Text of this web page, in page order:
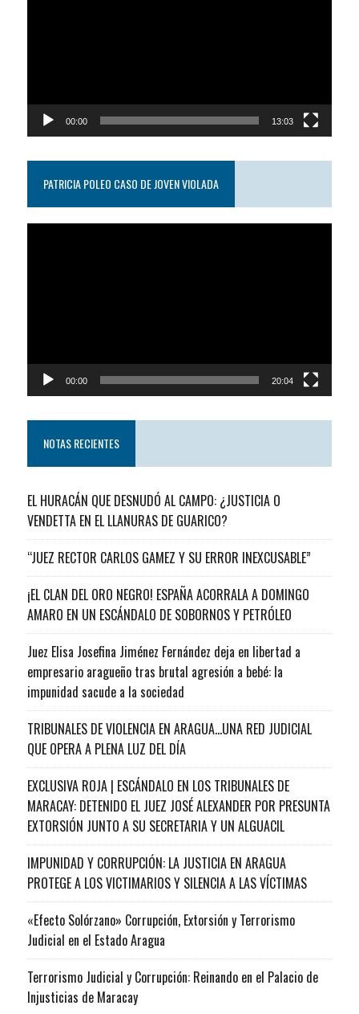
00:00 13:03
PATRICIA POLEO CASO DE JOVEN VIOLADA
00:00 20:04
NOTAS RECIENTES
EL HURACÁN QUE DESNUDÓ AL CAMPO: ¿JUSTICIA O
VENDETTA EN EL LLANURAS DE GUARICO?
“JUEZ RECTOR CARLOS GAMEZ Y SU ERROR INEXCUSABLE”
¡EL CLAN DEL ORO NEGRO! ESPAÑA ACORRALA A DOMINGO
AMARO EN UN ESCÁNDALO DE SOBORNOS Y PETRÓLEO
Juez Elisa Josefina Jiménez Fernández deja en libertad a
empresario aragueño tras brutal agresión a bebé: la
impunidad sacude a la sociedad
TRIBUNALES DE VIOLENCIA EN ARAGUA…UNA RED JUDICIAL
QUE OPERA A PLENA LUZ DEL DÍA
EXCLUSIVA ROJA | ESCÁNDALO EN LOS TRIBUNALES DE
MARACAY: DETENIDO EL JUEZ JOSÉ ALEXANDER POR PRESUNTA
EXTORSIÓN JUNTO A SU SECRETARIA Y UN ALGUACIL
IMPUNIDAD Y CORRUPCIÓN: LA JUSTICIA EN ARAGUA
PROTEGE A LOS VICTIMARIOS Y SILENCIA A LAS VÍCTIMAS
«Efecto Solórzano» Corrupción, Extorsión y Terrorismo
Judicial en el Estado Aragua
Terrorismo Judicial y Corrupción: Reinando en el Palacio de
Injusticias de Maracay